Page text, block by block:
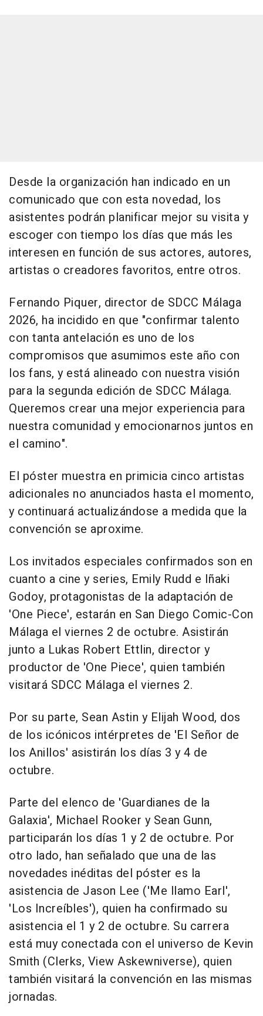
Desde la organización han indicado en un
comunicado que con esta novedad, los
asistentes podrán planificar mejor su visita y
escoger con tiempo los días que más les
interesen en función de sus actores, autores,
artistas o creadores favoritos, entre otros.
Fernando Piquer, director de SDCC Málaga
2026, ha incidido en que "confirmar talento
con tanta antelación es uno de los
compromisos que asumimos este año con
los fans, y está alineado con nuestra visión
para la segunda edición de SDCC Málaga.
Queremos crear una mejor experiencia para
nuestra comunidad y emocionarnos juntos en
el camino".
El póster muestra en primicia cinco artistas
adicionales no anunciados hasta el momento,
y continuará actualizándose a medida que la
convención se aproxime.
Los invitados especiales confirmados son en
cuanto a cine y series, Emily Rudd e Iñaki
Godoy, protagonistas de la adaptación de
'One Piece', estarán en San Diego Comic-Con
Málaga el viernes 2 de octubre. Asistirán
junto a Lukas Robert Ettlin, director y
productor de 'One Piece', quien también
visitará SDCC Málaga el viernes 2.
Por su parte, Sean Astin y Elijah Wood, dos
de los icónicos intérpretes de 'El Señor de
los Anillos' asistirán los días 3 y 4 de
octubre.
Parte del elenco de 'Guardianes de la
Galaxia', Michael Rooker y Sean Gunn,
participarán los días 1 y 2 de octubre. Por
otro lado, han señalado que una de las
novedades inéditas del póster es la
asistencia de Jason Lee ('Me llamo Earl',
'Los Increíbles'), quien ha confirmado su
asistencia el 1 y 2 de octubre. Su carrera
está muy conectada con el universo de Kevin
Smith (Clerks, View Askewniverse), quien
también visitará la convención en las mismas
jornadas.